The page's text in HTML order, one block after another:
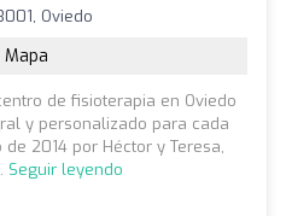
Oviedo
Mapa
de fisioterapia en Oviedo
y personalizado para cada
2014 por Héctor y Teresa,
Seguir leyendo